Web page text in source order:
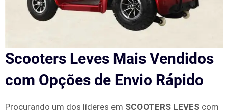
Scooters Leves Mais Vendidos
com Opções de Envio Rápido
Procurando um dos líderes em SCOOTERS LEVES com